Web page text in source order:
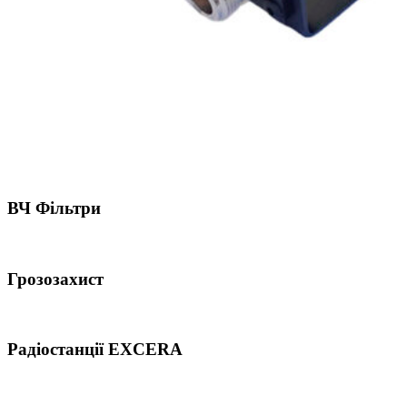
ВЧ Фільтри
Грозозахист
Радіостанції EXCERA